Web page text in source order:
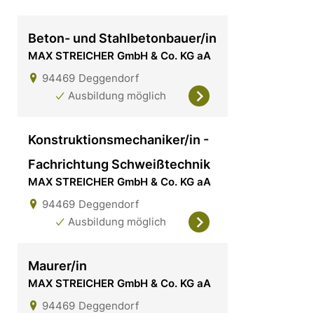
Beton- und Stahlbetonbauer/in
MAX STREICHER GmbH & Co. KG aA
94469 Deggendorf
Ausbildung möglich
Konstruktionsmechaniker/in -
Fachrichtung Schweißtechnik
MAX STREICHER GmbH & Co. KG aA
94469 Deggendorf
Ausbildung möglich
Maurer/in
MAX STREICHER GmbH & Co. KG aA
94469 Deggendorf